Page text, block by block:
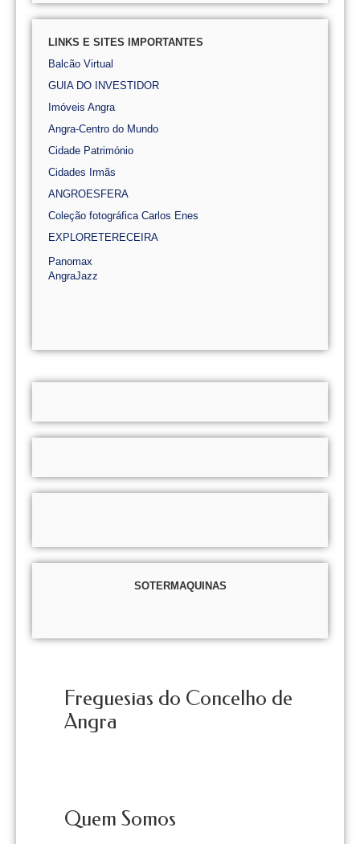
LINKS E SITES IMPORTANTES
Balcão Virtual
GUIA DO INVESTIDOR
Imóveis Angra
Angra-Centro do Mundo
Cidade Património
Cidades Irmãs
ANGROESFERA
Coleção fotográfica Carlos Enes
EXPLORETERECEIRA
Panomax
AngraJazz
SOTERMAQUINAS
Freguesias do Concelho de
Angra
Quem Somos